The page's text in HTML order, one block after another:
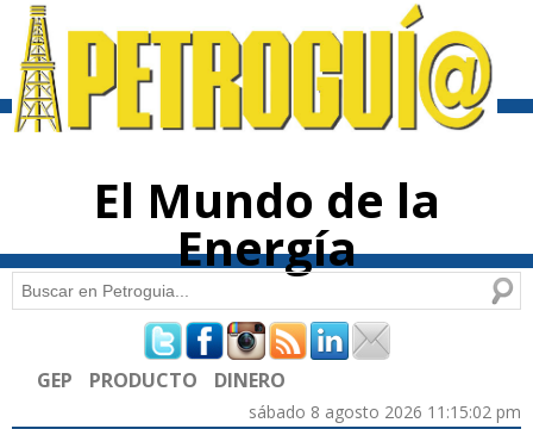
contenido
El Mundo de la
Energía
Formulario de búsqueda
Buscar
GEP PRODUCTO DINERO
sábado 8 agosto 2026 11:15:02 pm